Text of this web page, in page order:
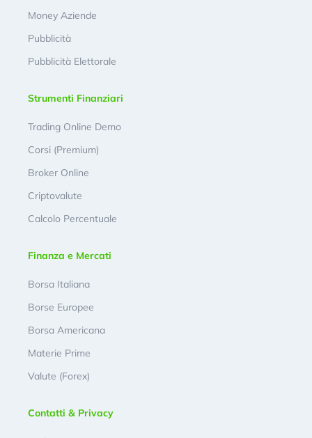
Money Aziende
Pubblicità
Pubblicità Elettorale
Strumenti Finanziari
Trading Online Demo
Corsi (Premium)
Broker Online
Criptovalute
Calcolo Percentuale
Finanza e Mercati
Borsa Italiana
Borse Europee
Borsa Americana
Materie Prime
Valute (Forex)
Contatti & Privacy